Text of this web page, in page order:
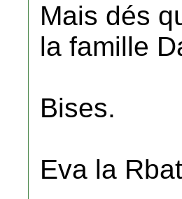
Mais dés
la famille
Bises.
Eva la